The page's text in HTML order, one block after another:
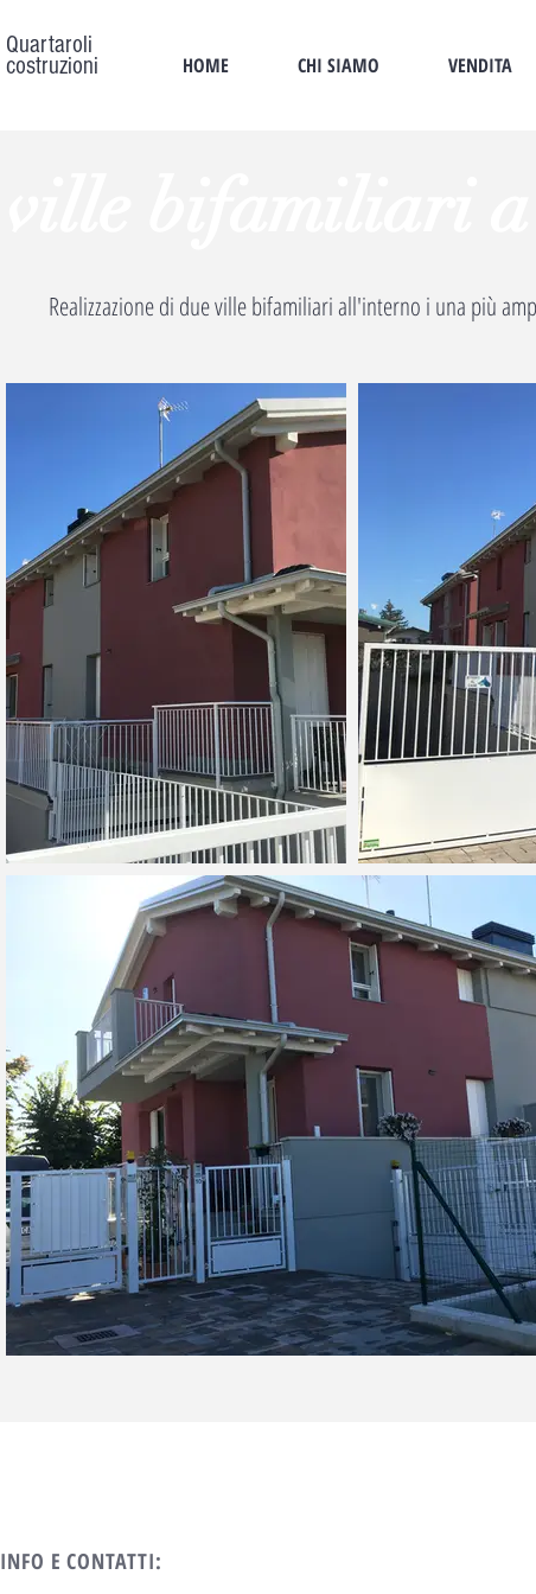
Quartaroli
costruzioni HOME CHI SIAMO VENDITA
Realizzazione di due ville bifamiliari all'interno i una più
INFO E CONTATTI: